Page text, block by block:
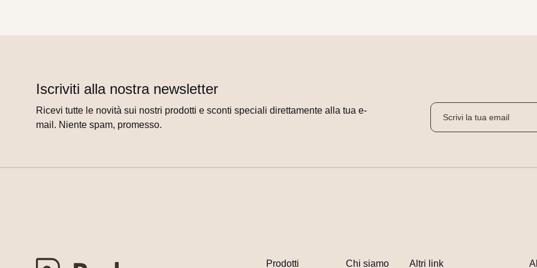
Iscriviti alla nostra newsletter
Ricevi tutte le novità sui nostri prodotti e sconti speciali direttamente alla tua e-
mail. Niente spam, promesso.
Prodotti Chi siamo Altri link